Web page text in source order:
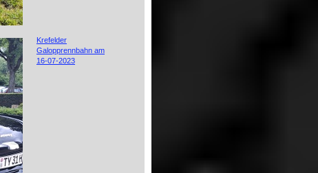
Krefelder
Galopprennbahn am
16-07-2023